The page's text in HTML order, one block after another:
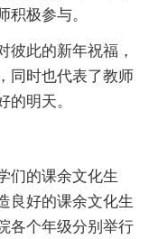
积极参与。
彼此的新年祝福，
同时也代表了教师
的明天。
们的课余文化生
良好的课余文化生
各个年级分别举行